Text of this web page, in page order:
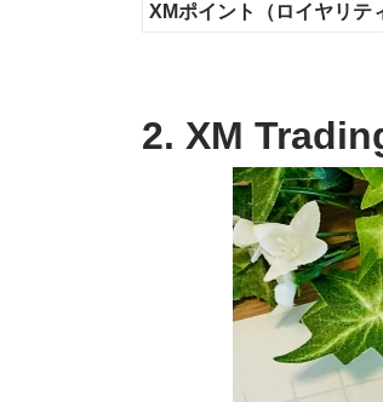
XMポイント（ロイヤリテ
2. XM